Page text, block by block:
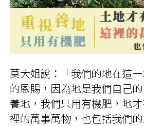
莫大姐說：「我們的地在這
的恩賜，因為地是我們自己
養地，我們只用有機肥，地
裡的萬事萬物，也包括我們的